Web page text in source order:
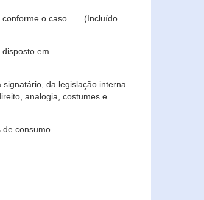
conforme o caso. (Incluído
em
da legislação interna
analogia, costumes e
consumo.